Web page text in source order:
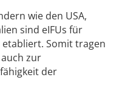
wie den USA,
sind eIFUs für
Somit tragen
zur
der